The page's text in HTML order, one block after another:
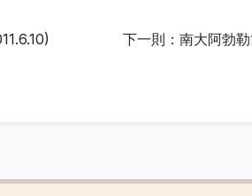
下一則：南大阿勃